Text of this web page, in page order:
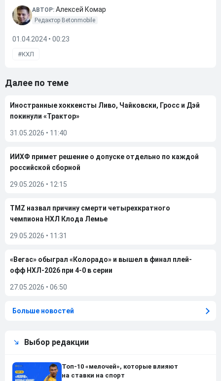
АВТОР: Алексей Комар
Редактор Betonmobile
01.04.2024 • 00:23
КХЛ
Далее по теме
Иностранные хоккеисты Ливо, Чайковски, Гросс и Дэй
покинули «Трактор»
31.05.2026 • 11:40
ИИХФ примет решение о допуске отдельно по каждой
российской сборной
29.05.2026 • 12:15
TMZ назвал причину смерти четырехкратного
чемпиона НХЛ Клода Лемье
29.05.2026 • 11:31
«Вегас» обыграл «Колорадо» и вышел в финал плей-
офф НХЛ-2026 при 4-0 в серии
27.05.2026 • 06:50
Больше новостей
Выбор редакции
Топ-10 «мелочей», которые влияют
на ставки на спорт